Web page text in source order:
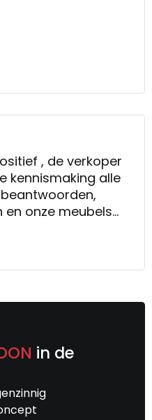
, de verkoper
kennismaking alle
fijne winkel
in de